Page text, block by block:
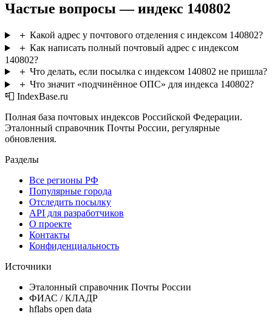
Частые вопросы — индекс 140802
＋ Какой адрес у почтового отделения с индексом 140802?
＋ Как написать полный почтовый адрес с индексом
140802?
＋ Что делать, если посылка с индексом 140802 не пришла?
＋ Что значит «подчинённое ОПС» для индекса 140802?
📮 IndexBase.ru
Полная база почтовых индексов Российской Федерации.
Эталонный справочник Почты России, регулярные
обновления.
Разделы
Все регионы РФ
Популярные города
Отследить посылку
API для разработчиков
О проекте
Контакты
Конфиденциальность
Источники
Эталонный справочник Почты России
ФИАС / КЛАДР
hflabs open data